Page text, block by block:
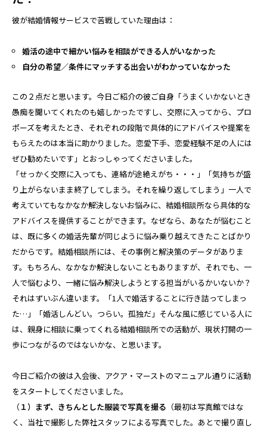
彼が結婚情報サービスで苦戦していた理由は：
婚活の途中で細かい悩みを相談ができる人がいなかった
自分の希望／条件にマッチする出会いがわかっていなかった
この２点だと思います。今日ご紹介の彼ご自身「うまくいかないとき
愚痴を聞いてくれたのも嬉しかったですし、交際に入ってから、プロ
ポーズを考えたとき、それぞれの段階で具体的にアドバイスや提案を
もらえたのは本当に助かりました。恋愛下手、恋愛経験不足の人には
ぜひ勧めたいです」とおっしゃってくださいました。
「せっかく交際に入っても、連絡が途絶えがち・・・」「気持ちが盛
り上がらないまま終了してしまう。それを繰り返してしまう」一人で
考えていてもなかなか解決しないお悩みに、結婚相談所なら具体的な
アドバイスを提供することができます。なぜなら、あなたが悩むこと
は、既に多くの婚活先輩が同じように悩み乗り越えてきたことばかり
だからです。結婚相談所には、その事例と解決策のデータがありま
す。もちろん、なかなか解決しないこともありますが、それでも、一
人で悩むより、一緒に悩み解決しようとする担当がいるかいないか？
それはずいぶん違います。「1人で婚活することに行き詰ってしまっ
た…」「婚活しんどい。つらい。孤独だ」そんな風に感じている人に
は、親身に相談に乗ってくれる結婚相談所での活動が、現状打開の一
歩につながるのではないかな、と思います。
今日ご紹介の彼は入会後、アクア・マーストのマニュアル通りに活動
をスタートしてくださいました。
（１）まず、きちんとした服装で写真を撮る （最初は写真館ではな
く、当社で撮影した弊社スタッフによる写真でした。あとで撮り直し